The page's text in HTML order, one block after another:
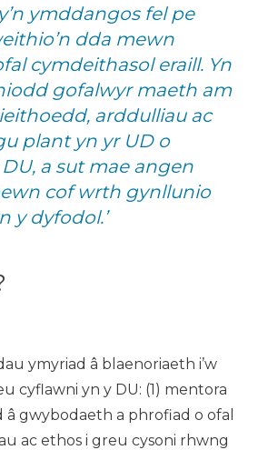
ymddangos fel pe
dda mewn
cymdeithasol eraill. Yn
gofalwyr maeth am
arddulliau ac
plant yn yr UD o
a sut mae angen
cof wrth gynllunio
y dyfodol.’
ymyriad â blaenoriaeth i’w
cyflawni yn y DU: (1) mentora
gwybodaeth a phrofiad o ofal
ac ethos i greu cysoni rhwng